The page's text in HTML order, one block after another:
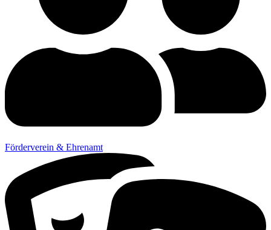
Förderverein & Ehrenamt